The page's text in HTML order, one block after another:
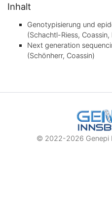
Inhalt
Genotypisierung und
(Schachtl-Riess, Coassin,
Next generation
(Schönherr, Coassin)
© 2022-2026 Genepi